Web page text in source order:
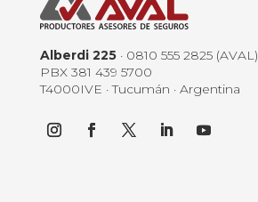
Alberdi 225· 0810 555 2825 (AVAL)
PBX 381 439 5700
T4000IVE · Tucumán · Argentina